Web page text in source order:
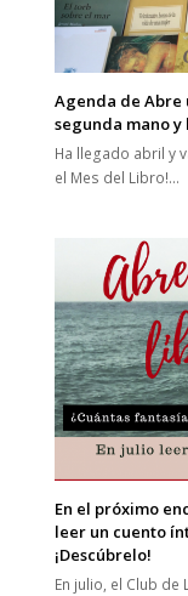
Agenda de Abre
segunda mano
Ha llegado abril y
el Mes del Libro!…
En el próximo
leer un cuento
¡Descúbrelo!
En julio, el Club